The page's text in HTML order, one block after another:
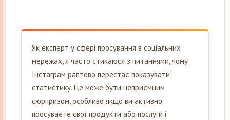
Як експерт у сфері просування в соціальних
мережах, я часто стикаюся з питаннями, чому
Інстаграм раптово перестає показувати
статистику. Це може бути неприємним
сюрпризом, особливо якщо ви активно
просуваєте свої продукти або послуги і